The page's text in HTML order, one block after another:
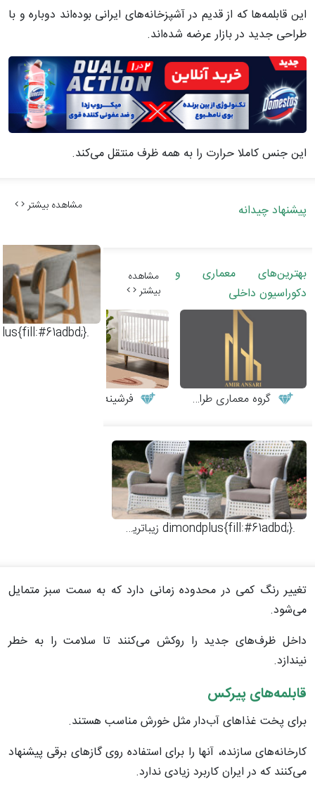
این قابلمه‌ها که از قدیم‌ در آشپزخانه‌های ‌ایرانی بوده‌اند دوباره و با
طراحی جدید در بازار عرضه شده‌اند.
این جنس کاملا حرارت را به همه ظرف منتقل می‌کند.
پیشنهاد چیدانه مشاهده بیشتر
بهترین‌های معماری و
دکوراسیون داخلی
مشاهده
بیشتر
گروه معماری طراحان زیگورات فرشینه اتاق کودک طرح لاما
.dimondplus{fill:#61adbd;} زیباترین مبلمان فضای باز
.dimondplus{fill:#61adbd;}
تغییر رنگ کمی در محدوده زمانی دارد که به سمت سبز متمایل
می‌شود.
داخل ظرف‌های جدید را روکش می‌کنند تا سلامت را به خطر
نیندازد.
قابلمه‌های پیرکس
برای پخت غذاهای آب‌دار مثل خورش مناسب هستند.
کارخانه‌های سازنده، آنها را برای استفاده روی گازهای برقی پیشنهاد
می‌کنند که در ایران کاربرد زیادی ندارد.